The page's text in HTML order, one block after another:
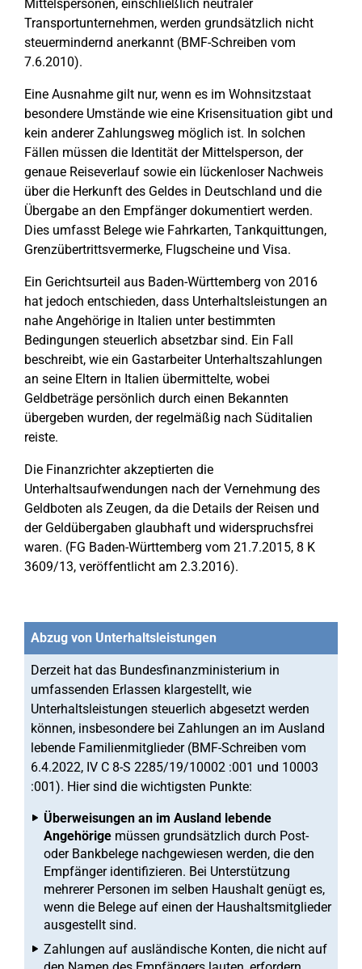
Mittelspersonen, einschließlich neutraler
Transportunternehmen, werden grundsätzlich nicht
steuermindernd anerkannt (BMF-Schreiben vom
7.6.2010).
Eine Ausnahme gilt nur, wenn es im Wohnsitzstaat
besondere Umstände wie eine Krisensituation gibt und
kein anderer Zahlungsweg möglich ist. In solchen
Fällen müssen die Identität der Mittelsperson, der
genaue Reiseverlauf sowie ein lückenloser Nachweis
über die Herkunft des Geldes in Deutschland und die
Übergabe an den Empfänger dokumentiert werden.
Dies umfasst Belege wie Fahrkarten, Tankquittungen,
Grenzübertrittsvermerke, Flugscheine und Visa.
Ein Gerichtsurteil aus Baden-Württemberg von 2016
hat jedoch entschieden, dass Unterhaltsleistungen an
nahe Angehörige in Italien unter bestimmten
Bedingungen steuerlich absetzbar sind. Ein Fall
beschreibt, wie ein Gastarbeiter Unterhaltszahlungen
an seine Eltern in Italien übermittelte, wobei
Geldbeträge persönlich durch einen Bekannten
übergeben wurden, der regelmäßig nach Süditalien
reiste.
Die Finanzrichter akzeptierten die
Unterhaltsaufwendungen nach der Vernehmung des
Geldboten als Zeugen, da die Details der Reisen und
der Geldübergaben glaubhaft und widerspruchsfrei
waren. (FG Baden-Württemberg vom 21.7.2015, 8 K
3609/13, veröffentlicht am 2.3.2016).
Abzug von Unterhaltsleistungen
Derzeit hat das Bundesfinanzministerium in
umfassenden Erlassen klargestellt, wie
Unterhaltsleistungen steuerlich abgesetzt werden
können, insbesondere bei Zahlungen an im Ausland
lebende Familienmitglieder (BMF-Schreiben vom
6.4.2022, IV C 8-S 2285/19/10002 :001 und 10003
:001). Hier sind die wichtigsten Punkte:
Überweisungen an im Ausland lebende
Angehörige müssen grundsätzlich durch Post-
oder Bankbelege nachgewiesen werden, die den
Empfänger identifizieren. Bei Unterstützung
mehrerer Personen im selben Haushalt genügt es,
wenn die Belege auf einen der Haushaltsmitglieder
ausgestellt sind.
Zahlungen auf ausländische Konten, die nicht auf